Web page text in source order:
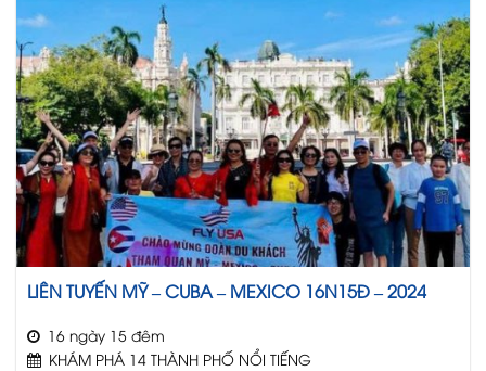
LIÊN TUYẾN MỸ – CUBA – MEXICO 16N15Đ – 2024
16 ngày 15 đêm
KHÁM PHÁ 14 THÀNH PHỐ NỔI TIẾNG